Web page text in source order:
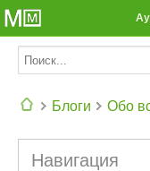
Блоги Обо
Навигация